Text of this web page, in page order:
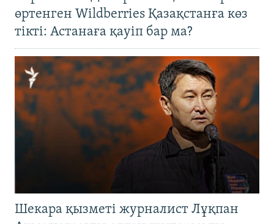
өртенген Wildberries Қазақстанға көз
тікті: Астанаға қауіп бар ма?
Шекара қызметі журналист Лұқпан